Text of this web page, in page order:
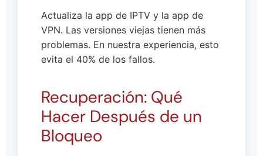
Actualiza la app de IPTV y la app de
VPN. Las versiones viejas tienen más
problemas. En nuestra experiencia, esto
evita el 40% de los fallos.
Recuperación: Qué
Hacer Después de un
Bloqueo